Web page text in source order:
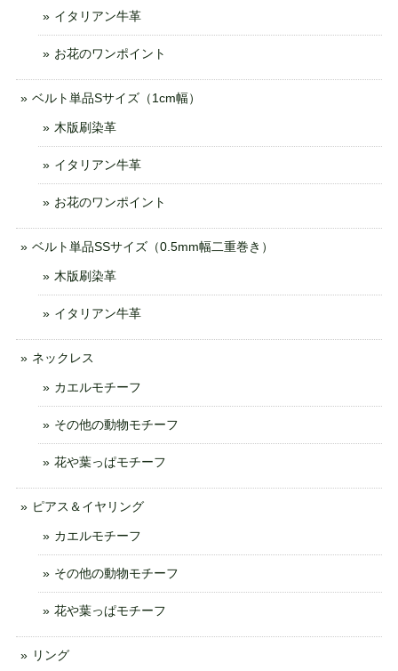
イタリアン牛革
お花のワンポイント
ベルト単品Sサイズ（1cm幅）
木版刷染革
イタリアン牛革
お花のワンポイント
ベルト単品SSサイズ（0.5mm幅二重巻き）
木版刷染革
イタリアン牛革
ネックレス
カエルモチーフ
その他の動物モチーフ
花や葉っぱモチーフ
ピアス＆イヤリング
カエルモチーフ
その他の動物モチーフ
花や葉っぱモチーフ
リング